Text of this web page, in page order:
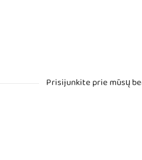
Prisijunkite prie mūsų